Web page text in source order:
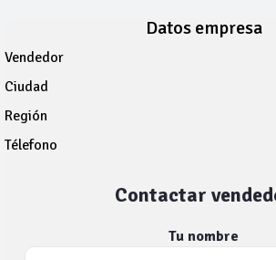
Datos empresa
Vendedor
Ciudad
Región
Télefono
Contactar
Tu nombre